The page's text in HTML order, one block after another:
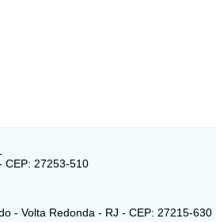
CEP: 27253-510
- Volta Redonda - RJ - CEP: 27215-630